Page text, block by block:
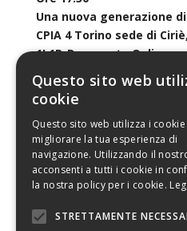
Una nuova generazione
CPIA 4 Torino sede di
1L1P_D – evento Online
Tramite le parole di
avrete mai, Rizzoli,
inclusione e la capacità di
culturale, siano i
In collaborazione con
Associazione Nausika,
progetto Condividere
Questo sito web
cookie
Questo sito web utilizza i
migliorare la tua esperienza di
navigazione. Utilizzando il
acconsenti a tutti i cookie in
la nostra policy per i cookie.
STRETTAMENTE